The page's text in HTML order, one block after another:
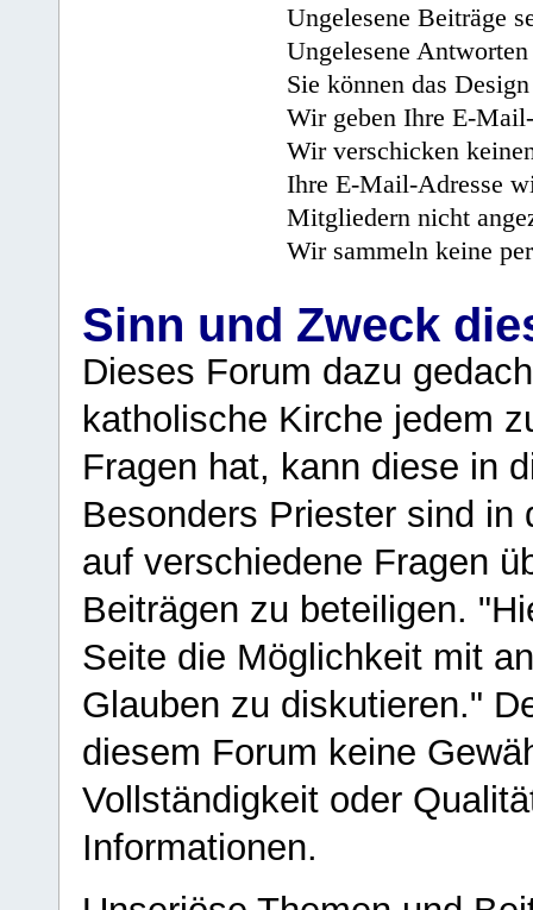
Ungelesene Beiträge
Ungelesene
Sie können das
Wir geben Ihre E-
Wir verschicken
Ihre E-Mail-Adresse
Mitgliedern nicht
Wir sammeln keine
Sinn und Zweck
Dieses Forum dazu
katholische Kirche jedem
Fragen hat, kann diese in
Besonders Priester sind in
auf verschiedene Fragen
Beiträgen zu beteiligen.
Seite die Möglichkeit mit
Glauben zu diskutieren."
diesem Forum keine
Vollständigkeit oder
Informationen.